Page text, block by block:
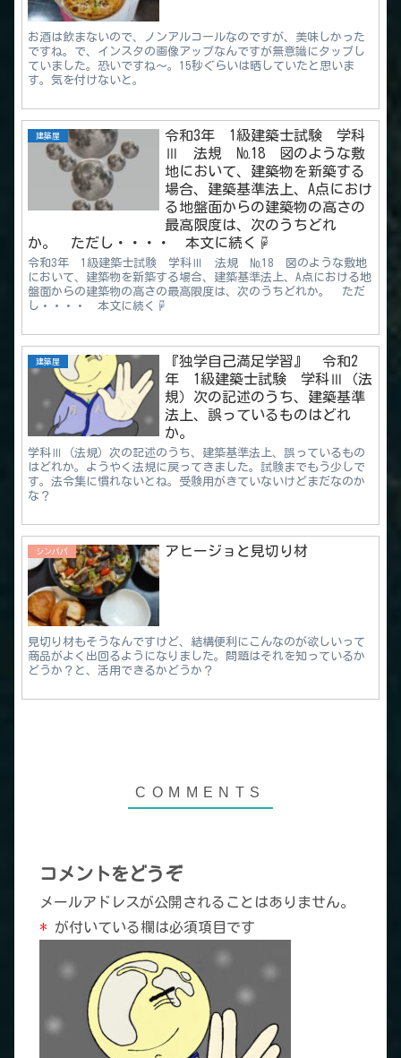
お酒は飲まないので、ノンアルコールなのですが、美味しかった
ですね。で、インスタの画像アップなんですが無意識にタップし
ていました。恐いですね～。15秒ぐらいは晒していたと思いま
す。気を付けないと。
建築屋
令和3年 1級建築士試験 学科
Ⅲ 法規 №18 図のような敷
地において、建築物を新築する
場合、建築基準法上、A点におけ
る地盤面からの建築物の高さの
最高限度は、次のうちどれ
か。 ただし・・・・ 本文に続く☟
令和3年 1級建築士試験 学科Ⅲ 法規 №18 図のような敷地
において、建築物を新築する場合、建築基準法上、A点における地
盤面からの建築物の高さの最高限度は、次のうちどれか。 ただ
し・・・・ 本文に続く☟
建築屋
『独学自己満足学習』 令和2
年 1級建築士試験 学科Ⅲ（法
規）次の記述のうち、建築基準
法上、誤っているものはどれ
か。
学科Ⅲ（法規）次の記述のうち、建築基準法上、誤っているもの
はどれか。ようやく法規に戻ってきました。試験までもう少しで
す。法令集に慣れないとね。受験用がきていないけどまだなのか
な？
シンパパ アヒージョと見切り材
見切り材もそうなんですけど、結構便利にこんなのが欲しいって
商品がよく出回るようになりました。問題はそれを知っているか
どうか？と、活用できるかどうか？
コメントをどうぞ
メールアドレスが公開されることはありません。
* が付いている欄は必須項目です